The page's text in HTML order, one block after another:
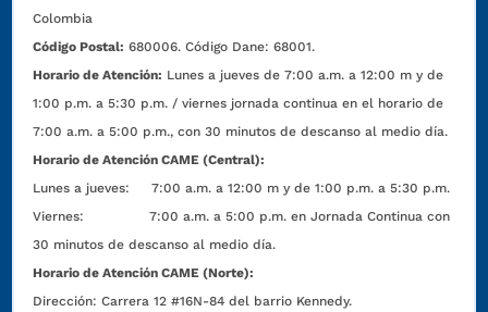
Colombia
Código Postal: 680006. Código Dane: 68001.
Horario de Atención: Lunes a jueves de 7:00 a.m. a 12:00 m y de
1:00 p.m. a 5:30 p.m. / viernes jornada continua en el horario de
7:00 a.m. a 5:00 p.m., con 30 minutos de descanso al medio día.
Horario de Atención CAME (Central):
Lunes a jueves: 7:00 a.m. a 12:00 m y de 1:00 p.m. a 5:30 p.m.
Viernes: 7:00 a.m. a 5:00 p.m. en Jornada Continua con
30 minutos de descanso al medio día.
Horario de Atención CAME (Norte):
Dirección:Carrera 12 #16N-84 del barrio Kennedy.